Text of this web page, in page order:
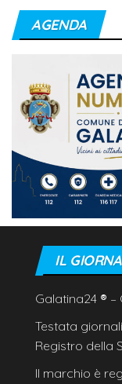
AGENDA
IL
Galatina24 ® –
Testata
Registro della
Il marchio è